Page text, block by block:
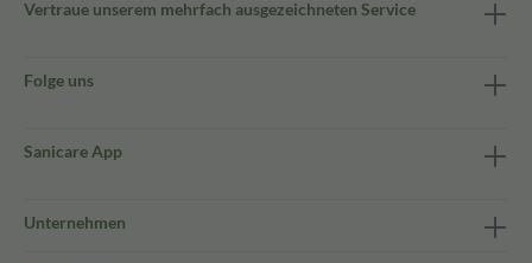
Vertraue unserem mehrfach ausgezeichneten Service
Folge uns
Sanicare App
Unternehmen